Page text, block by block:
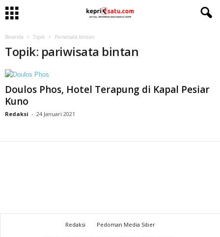
Beranda Topik Pariwisata bintan
Topik: pariwisata bintan
Doulos Phos, Hotel Terapung di Kapal Pesiar
Kuno
Redaksi - 24 Januari 2021
Redaksi
Pedoman Media Siber